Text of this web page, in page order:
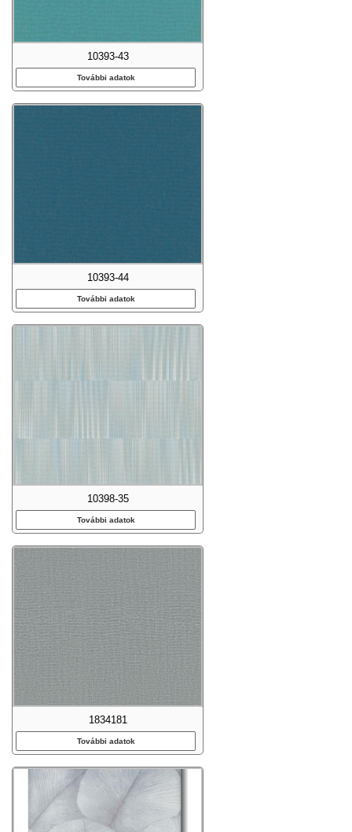
10393-43
További adatok
10393-44
További adatok
10398-35
További adatok
1834181
További adatok